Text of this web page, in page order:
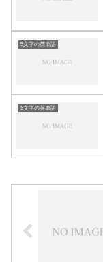
5文字の英単語
5文字の英単語